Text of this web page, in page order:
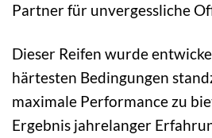
Partner für unvergessliche
Dieser Reifen wurde
härtesten Bedingungen
maximale Performance zu
Ergebnis jahrelanger